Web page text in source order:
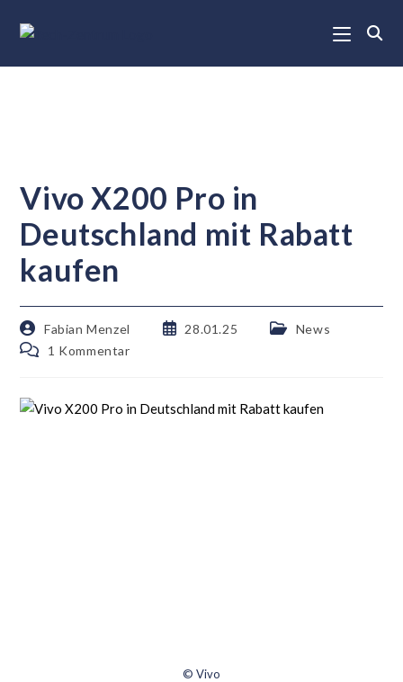
Vivo X200 Pro in
Deutschland mit Rabatt
kaufen
Fabian Menzel 28.01.25
News
1 Kommentar
© Vivo